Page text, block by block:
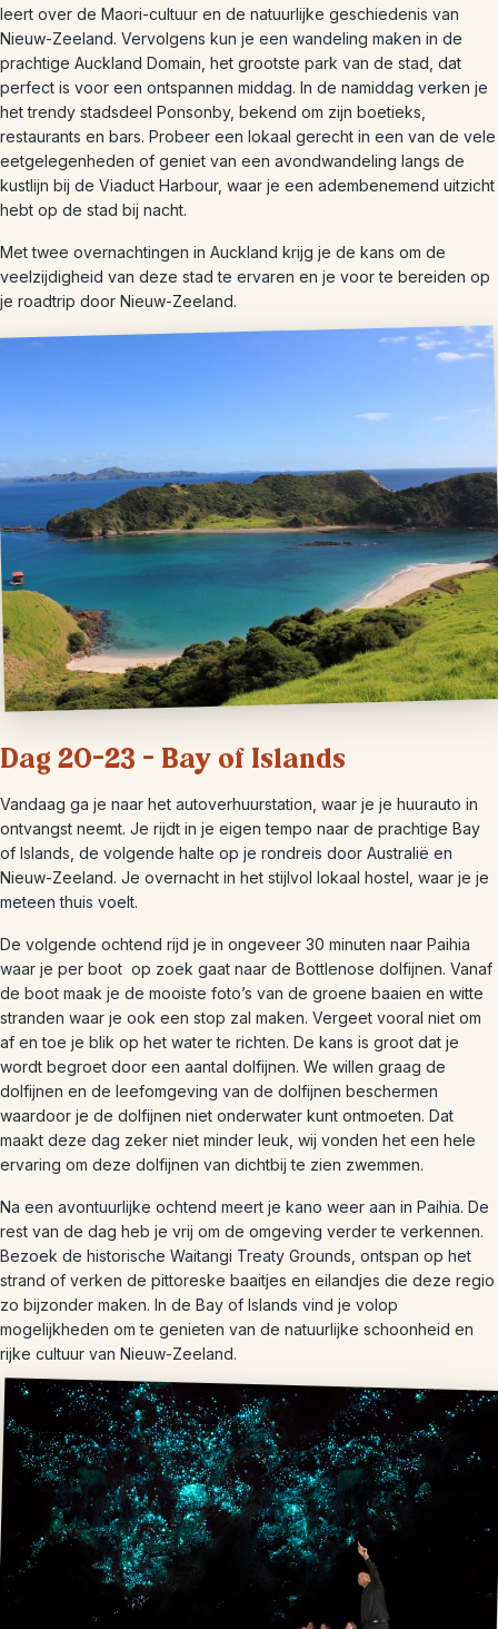
leert over de Maori-cultuur en de natuurlijke geschiedenis van
Nieuw-Zeeland. Vervolgens kun je een wandeling maken in de
prachtige Auckland Domain, het grootste park van de stad, dat
perfect is voor een ontspannen middag. In de namiddag verken je
het trendy stadsdeel Ponsonby, bekend om zijn boetieks,
restaurants en bars. Probeer een lokaal gerecht in een van de vele
eetgelegenheden of geniet van een avondwandeling langs de
kustlijn bij de Viaduct Harbour, waar je een adembenemend uitzicht
hebt op de stad bij nacht.
Met twee overnachtingen in Auckland krijg je de kans om de
veelzijdigheid van deze stad te ervaren en je voor te bereiden op
je roadtrip door Nieuw-Zeeland.
Dag 20-23 – Bay of Islands
Vandaag ga je naar het autoverhuurstation, waar je je huurauto in
ontvangst neemt. Je rijdt in je eigen tempo naar de prachtige Bay
of Islands, de volgende halte op je rondreis door Australië en
Nieuw-Zeeland. Je overnacht in het stijlvol lokaal hostel, waar je je
meteen thuis voelt.
De volgende ochtend rijd je in ongeveer 30 minuten naar Paihia
waar je per boot op zoek gaat naar de Bottlenose dolfijnen. Vanaf
de boot maak je de mooiste foto’s van de groene baaien en witte
stranden waar je ook een stop zal maken. Vergeet vooral niet om
af en toe je blik op het water te richten. De kans is groot dat je
wordt begroet door een aantal dolfijnen. We willen graag de
dolfijnen en de leefomgeving van de dolfijnen beschermen
waardoor je de dolfijnen niet onderwater kunt ontmoeten. Dat
maakt deze dag zeker niet minder leuk, wij vonden het een hele
ervaring om deze dolfijnen van dichtbij te zien zwemmen.
Na een avontuurlijke ochtend meert je kano weer aan in Paihia. De
rest van de dag heb je vrij om de omgeving verder te verkennen.
Bezoek de historische Waitangi Treaty Grounds, ontspan op het
strand of verken de pittoreske baaitjes en eilandjes die deze regio
zo bijzonder maken. In de Bay of Islands vind je volop
mogelijkheden om te genieten van de natuurlijke schoonheid en
rijke cultuur van Nieuw-Zeeland.